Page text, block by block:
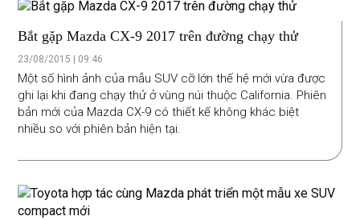
Bắt gặp Mazda CX-9 2017 trên đường chạy thử
23/08/2015 | 09:46
Một số hình ảnh của mẫu SUV cỡ lớn thế hệ mới vừa được
ghi lại khi đang chạy thử ở vùng núi thuộc California. Phiên
bản mới của Mazda CX-9 có thiết kế không khác biệt
nhiều so với phiên bản hiện tại.